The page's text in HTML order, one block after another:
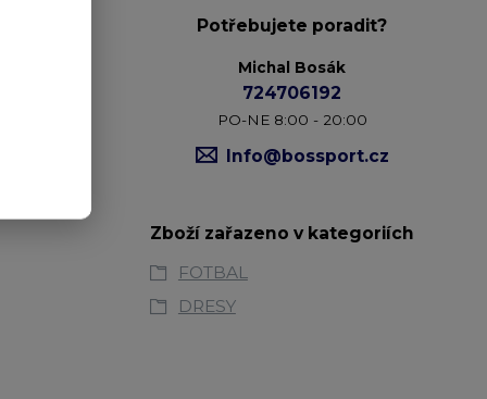
Potřebujete poradit?
Michal Bosák
724706192
PO-NE 8:00 - 20:00
Info@bossport.cz
Zboží zařazeno v kategoriích
FOTBAL
DRESY